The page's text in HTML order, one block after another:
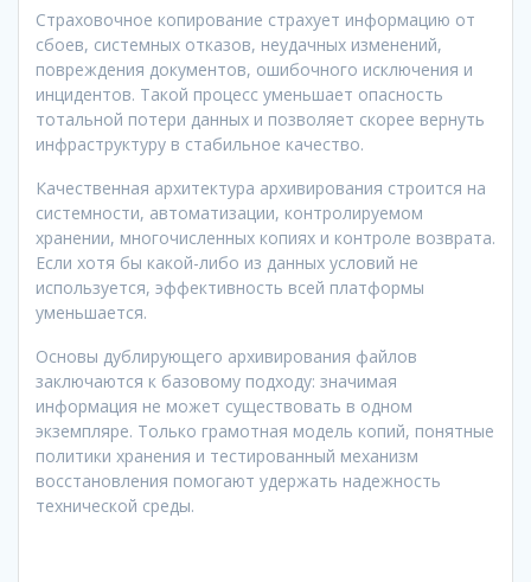
Страховочное копирование страхует информацию от
сбоев, системных отказов, неудачных изменений,
повреждения документов, ошибочного исключения и
инцидентов. Такой процесс уменьшает опасность
тотальной потери данных и позволяет скорее вернуть
инфраструктуру в стабильное качество.
Качественная архитектура архивирования строится на
системности, автоматизации, контролируемом
хранении, многочисленных копиях и контроле возврата.
Если хотя бы какой-либо из данных условий не
используется, эффективность всей платформы
уменьшается.
Основы дублирующего архивирования файлов
заключаются к базовому подходу: значимая
информация не может существовать в одном
экземпляре. Только грамотная модель копий, понятные
политики хранения и тестированный механизм
восстановления помогают удержать надежность
технической среды.